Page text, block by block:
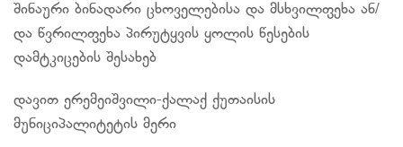
შინაური ბინადარი ცხოველებისა და მსხვილფეხა ან/
და წვრილფეხა პირუტყვის ყოლის წესების
დამტკიცების შესახებ
დავით ერემეიშვილი-ქალაქ ქუთაისის
მუნიციპალიტეტის მერი